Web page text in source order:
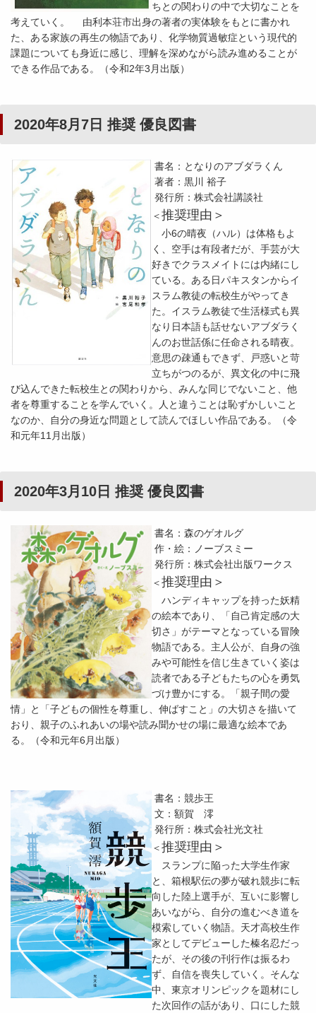
ちとの関わりの中で大切なことを
考えていく。 由利本荘市出身の著者の実体験をもとに書かれ
た、ある家族の再生の物語であり、化学物質過敏症という現代的
課題についても身近に感じ、理解を深めながら読み進めることが
できる作品である。（令和2年3月出版）
2020年8月7日 推奨 優良図書
書名：となりのアブダラくん
著者：黒川 裕子
発行所：株式会社講談社
＜推奨理由＞
小6の晴夜（ハル）は体格もよ
く、空手は有段者だが、手芸が大
好きでクラスメイトには内緒にし
ている。ある日パキスタンからイ
スラム教徒の転校生がやってき
た。イスラム教徒で生活様式も異
なり日本語も話せないアブダラく
んのお世話係に任命される晴夜。
意思の疎通もできず、戸惑いと苛
立ちがつのるが、異文化の中に飛
び込んできた転校生との関わりから、みんな同じでないこと、他
者を尊重することを学んでいく。人と違うことは恥ずかしいこと
なのか、自分の身近な問題として読んでほしい作品である。（令
和元年11月出版）
2020年3月10日 推奨 優良図書
書名：森のゲオルグ
作・絵：ノーブスミー
発行所：株式会社出版ワークス
＜推奨理由＞
ハンディキャップを持った妖精
の絵本であり、「自己肯定感の大
切さ」がテーマとなっている冒険
物語である。主人公が、自身の強
みや可能性を信じ生きていく姿は
読者である子どもたちの心を勇気
づけ豊かにする。「親子間の愛
情」と「子どもの個性を尊重し、伸ばすこと」の大切さを描いて
おり、親子のふれあいの場や読み聞かせの場に最適な絵本であ
る。（令和元年6月出版）
書名：競歩王
文：額賀 澪
発行所：株式会社光文社
＜推奨理由＞
スランプに陥った大学生作家
と、箱根駅伝の夢が破れ競歩に転
向した陸上選手が、互いに影響し
あいながら、自分の進むべき道を
模索していく物語。天才高校生作
家としてデビューした榛名忍だっ
たが、その後の刊行作は振るわ
ず、自信を喪失していく。そんな
中、東京オリンピックを題材にし
た次回作の話があり、口にした競